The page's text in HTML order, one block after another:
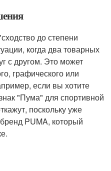
до степени
когда два товарных
с другом. Это может
графического или
если вы хотите
"Пума" для спортивной
поскольку уже
PUMA, который